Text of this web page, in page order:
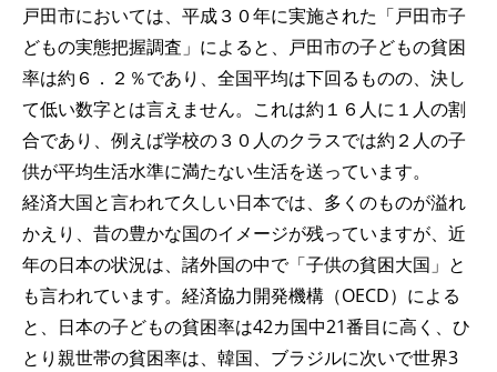
戸田市においては、平成３０年に実施された「戸田市子
どもの実態把握調査」によると、戸田市の子どもの貧困
率は約６．２％であり、全国平均は下回るものの、決し
て低い数字とは言えません。これは約１６人に１人の割
合であり、例えば学校の３０人のクラスでは約２人の子
供が平均生活水準に満たない生活を送っています。
経済大国と言われて久しい日本では、多くのものが溢れ
かえり、昔の豊かな国のイメージが残っていますが、近
年の日本の状況は、諸外国の中で「子供の貧困大国」と
も言われています。経済協力開発機構（OECD）による
と、日本の子どもの貧困率は42カ国中21番目に高く、ひ
とり親世帯の貧困率は、韓国、ブラジルに次いで世界3